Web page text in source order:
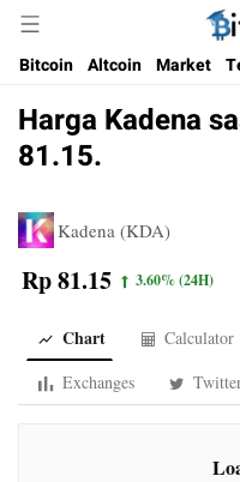
Bitcoin
Media Bitcoin dan
Bitcoin Altcoin Market
Harga Kadena
81.15.
Kadena (KDA)
Rp 81.15 3.60%(24H)
Chart Calculator
Exchanges